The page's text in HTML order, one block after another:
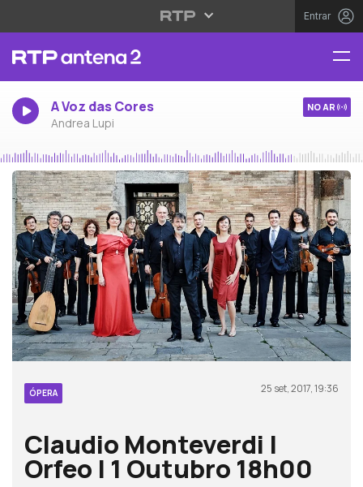
Entrar
A Voz das Cores
Andrea Lupi
NO AR
ÓPERA 25 set, 2017, 19:36
Claudio Monteverdi |
Orfeo | 1 Outubro 18h00